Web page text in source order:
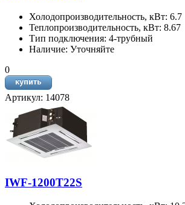
Холодопроизводительность, кВт: 6.7
Теплопроизводительность, кВт: 8.67
Тип подключения: 4-трубный
Наличие: Уточняйте
0
Артикул: 14078
IWF-1200T22S